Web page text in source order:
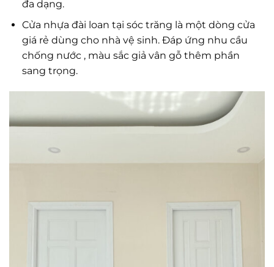
đa dạng.
Cửa nhựa đài loan tại sóc trăng là một dòng cửa
giá rẻ dùng cho nhà vệ sinh. Đáp ứng nhu cầu
chống nước , màu sắc giả vân gỗ thêm phần
sang trọng.